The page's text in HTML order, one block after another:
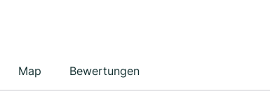
Map Bewertungen